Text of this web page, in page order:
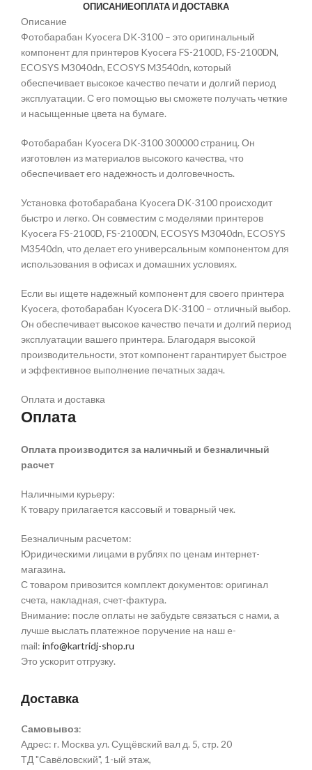
ОПИСАНИЕОПЛАТА И ДОСТАВКА
Описание
Фотобарабан Kyocera DK-3100 – это оригинальный
компонент для принтеров Kyocera FS-2100D, FS-2100DN,
ECOSYS M3040dn, ECOSYS M3540dn, который
обеспечивает высокое качество печати и долгий период
эксплуатации. С его помощью вы сможете получать четкие
и насыщенные цвета на бумаге.
Фотобарабан Kyocera DK-3100 300000 страниц. Он
изготовлен из материалов высокого качества, что
обеспечивает его надежность и долговечность.
Установка фотобарабана Kyocera DK-3100 происходит
быстро и легко. Он совместим с моделями принтеров
Kyocera FS-2100D, FS-2100DN, ECOSYS M3040dn, ECOSYS
M3540dn, что делает его универсальным компонентом для
использования в офисах и домашних условиях.
Если вы ищете надежный компонент для своего принтера
Kyocera, фотобарабан Kyocera DK-3100 – отличный выбор.
Он обеспечивает высокое качество печати и долгий период
эксплуатации вашего принтера. Благодаря высокой
производительности, этот компонент гарантирует быстрое
и эффективное выполнение печатных задач.
Оплата и доставка
Оплата
Оплата производится за наличный и безналичный
расчет
Наличными курьеру:
К товару прилагается кассовый и товарный чек.
Безналичным расчетом:
Юридическими лицами в рублях по ценам интернет-
магазина.
С товаром привозится комплект документов: оригинал
счета, накладная, счет-фактура.
Внимание: после оплаты не забудьте связаться с нами, а
лучше выслать платежное поручение на наш e-
mail: info@kartridj-shop.ru
Это ускорит отгрузку.
Доставка
Cамовывоз:
Адрес: г. Москва ул. Сущёвский вал д. 5, стр. 20
ТД "Савёловский", 1-ый этаж,